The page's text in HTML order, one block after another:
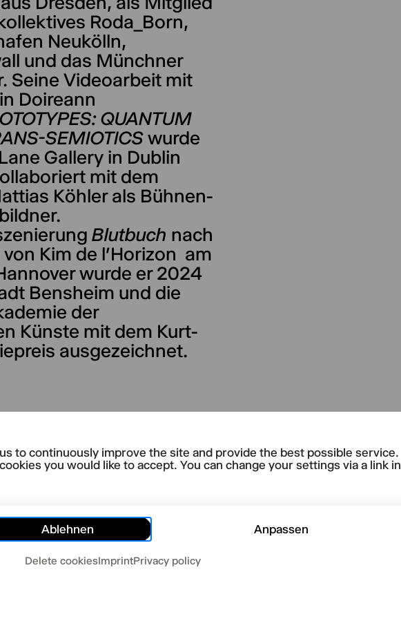
to continuously improve the site and provide the best possible service.
you would like to accept. You can change your settings via a link in
Ablehnen Anpassen
Delete cookiesImprintPrivacy policy
Roda_Born,
Neukölln,
und das Münchner
Seine Videoarbeit mit
Doireann
QUANTUM
SEMIOTICSwurde
Gallery in Dublin
mit dem
Köhler als Bühnen-
Blutbuch nach
Kim de l’Horizon am
wurde er 2024
Bensheim und die
der
Künste mit dem Kurt-
ausgezeichnet.